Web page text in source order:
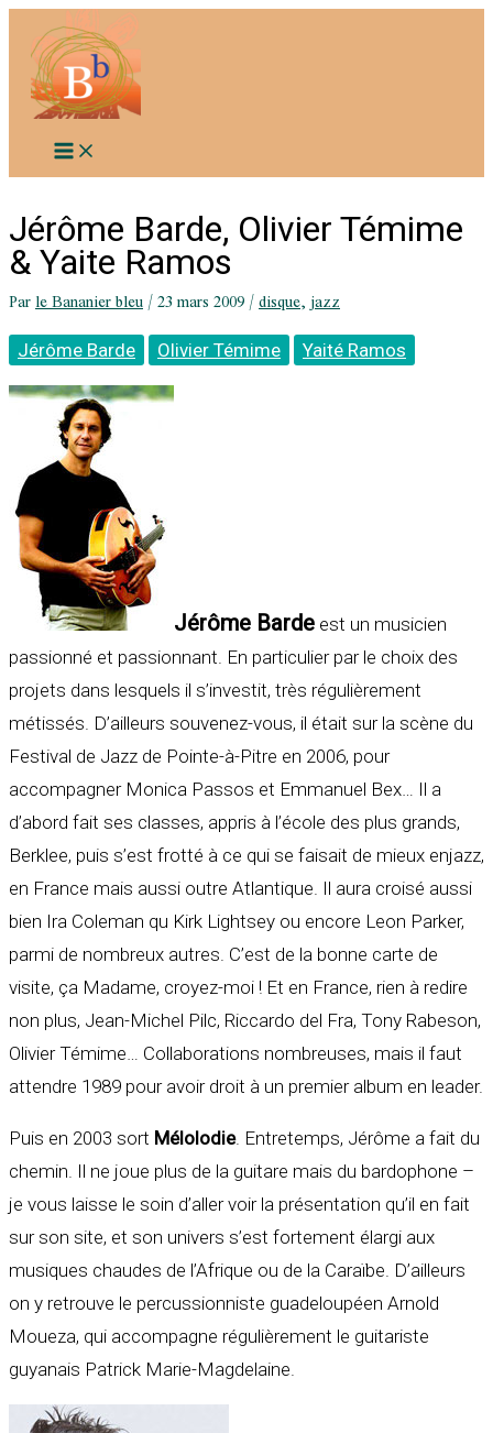
contenu
Jérôme Barde, Olivier Témime
& Yaite Ramos
Parle Bananier bleu/23 mars 2009/disque,jazz
Jérôme Barde Olivier Témime Yaité Ramos
Jérôme Barde est un musicien
passionné et passionnant. En particulier par le choix des
projets dans lesquels il s’investit, très régulièrement
métissés. D’ailleurs souvenez-vous, il était sur la scène du
Festival de Jazz de Pointe-à-Pitre en 2006, pour
accompagner Monica Passos et Emmanuel Bex… Il a
d’abord fait ses classes, appris à l’école des plus grands,
Berklee, puis s’est frotté à ce qui se faisait de mieux enjazz,
en France mais aussi outre Atlantique. Il aura croisé aussi
bien Ira Coleman qu Kirk Lightsey ou encore Leon Parker,
parmi de nombreux autres. C’est de la bonne carte de
visite, ça Madame, croyez-moi ! Et en France, rien à redire
non plus, Jean-Michel Pilc, Riccardo del Fra, Tony Rabeson,
Olivier Témime… Collaborations nombreuses, mais il faut
attendre 1989 pour avoir droit à un premier album en leader.
Puis en 2003 sort Mélolodie. Entretemps, Jérôme a fait du
chemin. Il ne joue plus de la guitare mais du bardophone –
je vous laisse le soin d’aller voir la présentation qu’il en fait
sur son site, et son univers s’est fortement élargi aux
musiques chaudes de l’Afrique ou de la Caraïbe. D’ailleurs
on y retrouve le percussionniste guadeloupéen Arnold
Moueza, qui accompagne régulièrement le guitariste
guyanais Patrick Marie-Magdelaine.